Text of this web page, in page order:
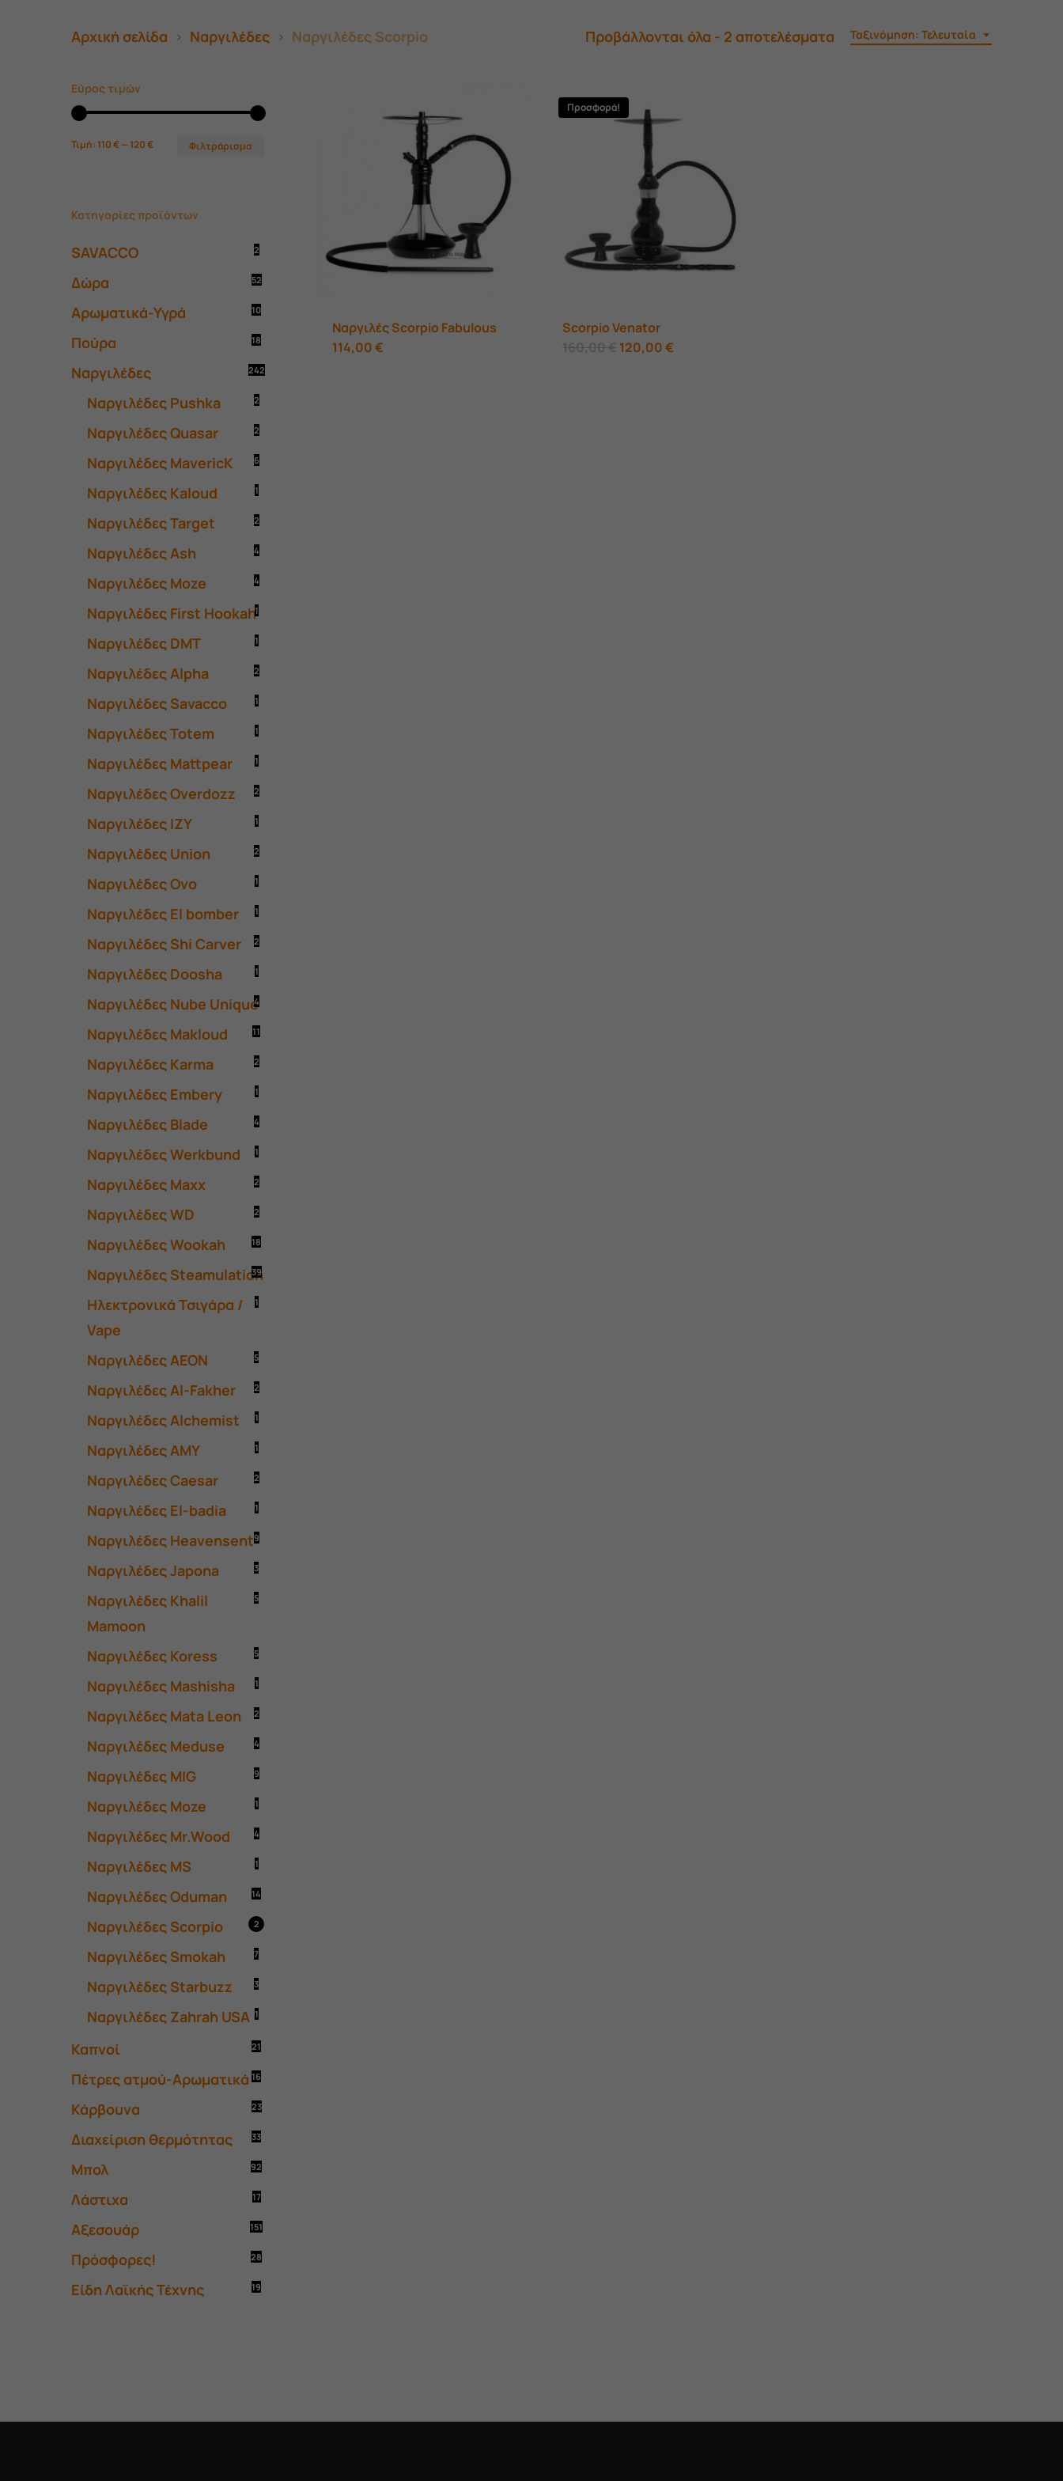
Ταξινόμηση: Τελευταία
Προβάλλονται όλα - 2 αποτελέσματα Sorted
Αρχική σελίδα Ναργιλέδες Ναργιλέδες Scorpio
Εύρος τιμών
Φιλτράρισμα
Τιμή:110 €—120 €
Κατηγορίες προϊόντων
SAVACCO 2
Δώρα 52
Αρωματικά-Υγρά 10
Πούρα 18
Ναργιλέδες 242
Ναργιλέδες Pushka 2
Ναργιλέδες Quasar 2
Ναργιλέδες MavericK 6
Ναργιλέδες Kaloud 1
Ναργιλέδες Target 2
Ναργιλέδες Ash 4
Ναργιλέδες Moze 4
Ναργιλέδες First Hookah1
Ναργιλέδες DMT 1
Ναργιλέδες Alpha 2
Ναργιλέδες Savacco 1
Ναργιλέδες Totem 1
Ναργιλέδες Mattpear 1
Ναργιλέδες Overdozz 2
Ναργιλέδες ΙΖΥ 1
Ναργιλέδες Union 2
Ναργιλέδες Ovo 1
Ναργιλέδες El bomber 1
Ναργιλέδες Shi Carver 2
Ναργιλέδες Doosha 1
Ναργιλέδες Nube Unique
4
Ναργιλέδες Makloud 11
Ναργιλέδες Karma 2
Ναργιλέδες Embery 1
Ναργιλέδες Blade 4
Ναργιλέδες Werkbund 1
Ναργιλέδες Maxx 2
Ναργιλέδες WD 2
Ναργιλέδες Wookah 18
Ναργιλέδες Steamulation
39
Ηλεκτρονικά Τσιγάρα /
Vape
1
Ναργιλέδες AEON 5
Ναργιλέδες Al-Fakher 2
Ναργιλέδες Alchemist 1
Ναργιλέδες AMY 1
Ναργιλέδες Caesar 2
Ναργιλέδες El-badia 1
Ναργιλέδες Heavensent9
Ναργιλέδες Japona 3
Ναργιλέδες Khalil
Mamoon
5
Ναργιλέδες Koress 5
Ναργιλέδες Mashisha 1
Ναργιλέδες Mata Leon 2
Ναργιλέδες Meduse 4
Ναργιλέδες MIG 9
Ναργιλέδες Moze 1
Ναργιλέδες Mr.Wood 4
Ναργιλέδες MS 1
Ναργιλέδες Oduman 14
Ναργιλέδες Scorpio 2
Ναργιλέδες Smokah 7
Ναργιλέδες Starbuzz 3
Ναργιλέδες Zahrah USA 1
Καπνοί 21
Πέτρες ατμού-Αρωματικά 16
Κάρβουνα 23
Διαχείριση θερμότητας 33
Μπολ 92
Λάστιχα 17
Αξεσουάρ 151
Πρόσφορες! 28
Είδη Λαϊκής Τέχνης 19
Ναργιλές Scorpio Fabulous
114,00€
Προσφορά!
Scorpio Venator
160,00€ Original
price
120,00€Η